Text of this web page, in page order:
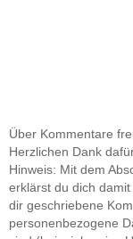
Über Kommentare
Herzlichen Dank
Hinweis: Mit dem
erklärst du dich
dir geschriebene
personenbezogene